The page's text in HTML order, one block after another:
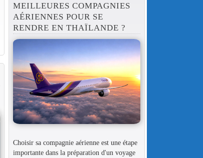
MEILLEURES COMPAGNIES
AÉRIENNES POUR SE
RENDRE EN THAÏLANDE ?
Choisir sa compagnie aérienne est une étape
importante dans la préparation d'un voyage